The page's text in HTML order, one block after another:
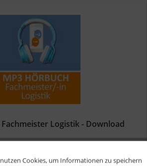
Logistik - Download
Dein MP3-Hörbuch für die
Aktiv
Cookies, um Informationen zu speichern